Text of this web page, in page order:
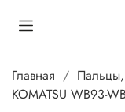
Главная Пальцы,
KOMATSU WB93-